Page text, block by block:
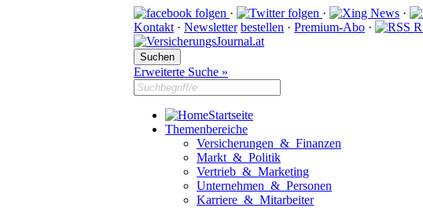
· ·
·
Kontakt · Newsletter bestellen · Premium-Abo ·
Erweiterte Suche »
Startseite
Themenbereiche
Versicherungen & Finanzen
Markt & Politik
Vertrieb & Marketing
Unternehmen & Personen
Karriere & Mitarbeiter